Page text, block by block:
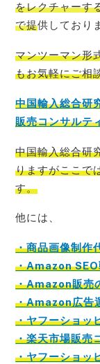
をレクチャーす
で提供しており
マンツーマン形
もお気軽にご相
中国輸入総合研
販売コンサルテ
中国輸入総合研
りますがここで
す。
他には、
・商品画像制作
・Amazon SEO
・Amazon販売
・Amazon広告
・ヤフーショッ
・楽天市場販売
・ヤフーショッ